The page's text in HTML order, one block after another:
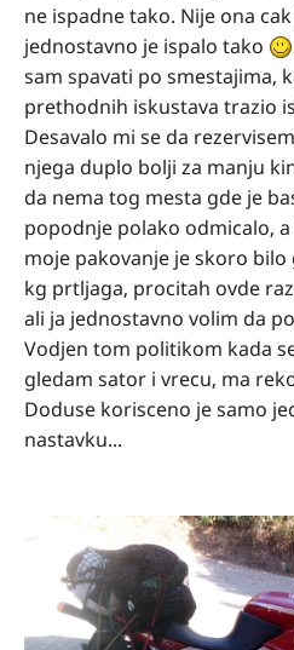
ne ispadne tako. Nije ona
jednostavno je ispalo tako
sam spavati po smestajima,
prethodnih iskustava trazio
Desavalo mi se da
njega duplo bolji za manju
da nema tog mesta gde je
popodnje polako odmicalo,
moje pakovanje je skoro
kg prtljaga, procitah ovde
ali ja jednostavno volim da
Vodjen tom politikom kada
gledam sator i vrecu, ma
Doduse korisceno je samo
nastavku...